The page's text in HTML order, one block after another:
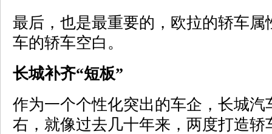
最后，也是最重要的，欧拉的轿车
车的轿车空白。
长城补齐“短板”
作为一个个性化突出的车企，长城汽
右，就像过去几十年来，两度打造